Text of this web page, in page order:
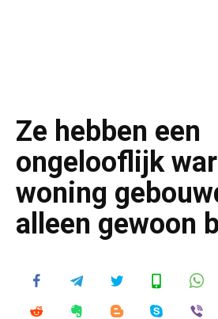
Ze hebben een
ongelooflijk
woning
alleen gewoon